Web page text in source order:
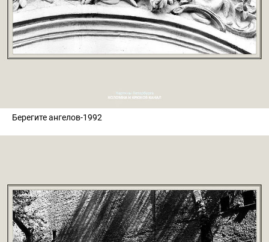
Берегите ангелов-1992